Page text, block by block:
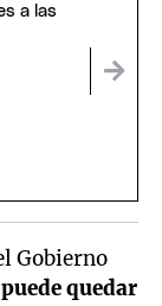
a las
Gobierno
quedar